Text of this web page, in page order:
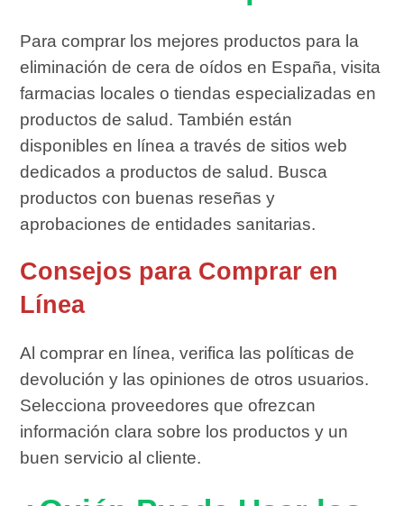
Para comprar los mejores productos para la
eliminación de cera de oídos en España, visita
farmacias locales o tiendas especializadas en
productos de salud. También están
disponibles en línea a través de sitios web
dedicados a productos de salud. Busca
productos con buenas reseñas y
aprobaciones de entidades sanitarias.
Consejos para Comprar en
Línea
Al comprar en línea, verifica las políticas de
devolución y las opiniones de otros usuarios.
Selecciona proveedores que ofrezcan
información clara sobre los productos y un
buen servicio al cliente.